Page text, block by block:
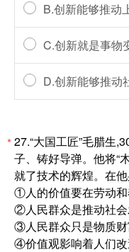
B.创新能够推动
C.创新就是事物
D.创新能够推动
*27.“大国工匠”毛腊生
子、铸好导弹。他将“
就了技术的辉煌。在他
①人的价值要在劳动和
②人民群众是推动社
③人民群众只是物质财
④价值观影响着人们